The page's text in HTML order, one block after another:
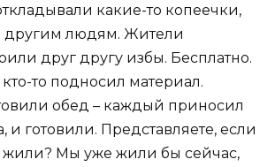
какие-то копеечки,
другим людям. Жители
друг другу избы. Бесплатно.
кто-то подносил материал.
обед – каждый приносил
и готовили. Представляете, если
жили? Мы уже жили бы сейчас,